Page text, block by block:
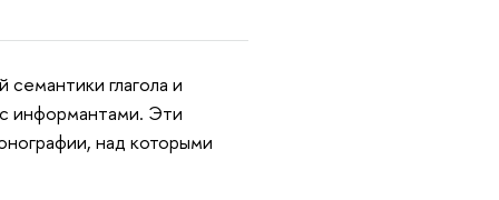
глагола и
информантами. Эти
над которыми